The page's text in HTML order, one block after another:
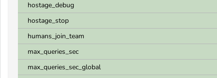
hostage_debug
hostage_stop
humans_join_team
max_queries_sec
max_queries_sec_global